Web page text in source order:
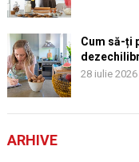
Cum să-ți
28 iulie 2026
ARHIVE